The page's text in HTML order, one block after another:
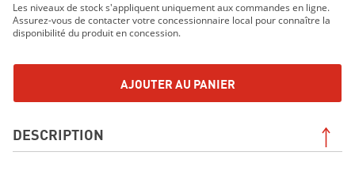
Les niveaux de stock s'appliquent uniquement aux commandes en ligne.
Assurez-vous de contacter votre concessionnaire local pour connaître la
disponibilité du produit en concession.
AJOUTER AU PANIER
DESCRIPTION